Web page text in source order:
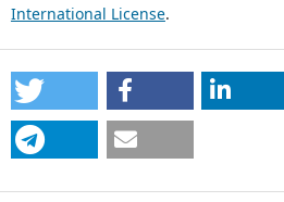
International License.